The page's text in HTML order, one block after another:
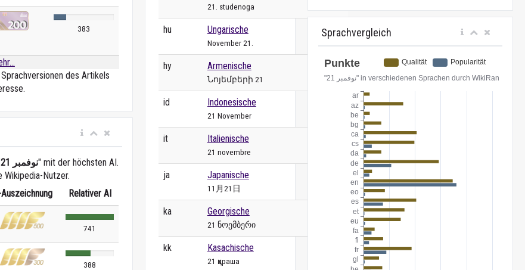
383
des Artikels
21 نوفمبر" mit der höchsten AI.
Wikipedia-Nutzer.
Relativer AI
741
388
21. studenoga
hu Ungarische
November 21.
hy Armenische
Նոյեմբերի 21
id Indonesische
21 November
it Italienische
21 novembre
ja Japanische
11月21日
ka Georgische
21 ნოემბერი
kk Kasachische
21 қараша
Sprachvergleich